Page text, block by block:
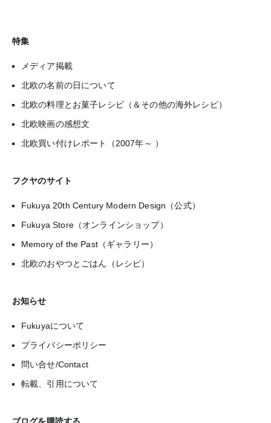
特集
メディア掲載
北欧の名前の日について
北欧の料理とお菓子レシピ（＆その他の海外レシピ）
北欧映画の感想文
北欧買い付けレポート（2007年～ ）
フクヤのサイト
Fukuya 20th Century Modern Design（公式）
Fukuya Store（オンラインショップ）
Memory of the Past（ギャラリー）
北欧のおやつとごはん（レシピ）
お知らせ
Fukuyaについて
プライバシーポリシー
問い合せ/Contact
転載、引用について
ブログを購読する